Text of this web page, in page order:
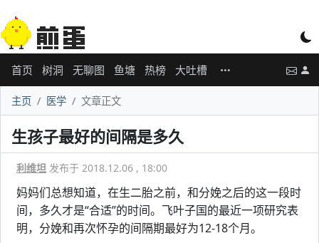
首页 树洞 无聊图 鱼塘 热榜 大吐槽
主页 医学 文章正文
生孩子最好的间隔是多久
利维坦 发布于 2018.12.06 , 18:00
妈妈们总想知道，在生二胎之前，和分娩之后的这一段时
间，多久才是“合适”的时间。飞叶子国的最近一项研究表
明，分娩和再次怀孕的间隔期最好为12-18个月。